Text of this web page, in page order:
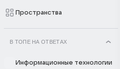
Пространства
В ТОПЕ НА ОТВЕТАХ
Информационные технологии